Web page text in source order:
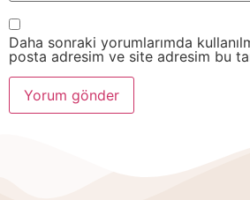
Daha sonraki yorumlarımda
posta adresim ve site adresim bu